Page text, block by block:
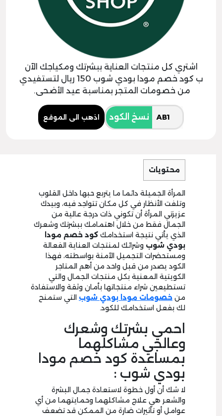
اشتري كل منتجات العناية ببشرتك ومكياجك الآن
ب كود خصم مودا بودي شوب 150 ريال لتستفيدي
من خصومات المتجر بمناسبة عيد الأضحى.
نسخ الكود اذهب الى الموقع
محتويات
المرأة الجميلة دائما ما يتربع حبها داخل القلوب
وتلفت الأنظار في كل مكان تتواجد فيه، وبيدك
عزيزتي المرأة أن تكوني ذات درجة عالية من
الجمال فقط من خلال اهتمامك ببشرتك وشعرك
الذي يأتي نتيجة استخدامك كود خصم مودا
بودي شوب وشرائك لمنتجات العناية الفعالة
ومستحضرات التجميل الآمنة بواسطته، فهذا
الكود يصدر من قبل واحد من أهم المتاجر
الكويتية المعنية بكل منتجات الجمال والتي
تستطيعين شراء منتجاتها بأمان وثقة والاستفادة
من خصومات مودا بودي شوب التي ستمنح
لك بفعل استخدامك للكود.
احمي بشرتك وشعرك
وعالجي مشاكلهما
بمساعدة كود خصم مودا
بودي شوب :
لا شك أن أول خطوة لاستعادة جمال البشرة
والشعر هي علاج مشاكلهما وحمايتهما من أي
عوامل أو تأثيرات ضارة من الممكن قد تضعف